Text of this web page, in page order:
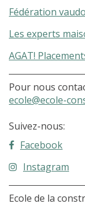
Fédération
Les experts
AGAT!
Pour nous
ecole@ecole-
Suivez-nous:
Facebook
Instagram
Ecole de la